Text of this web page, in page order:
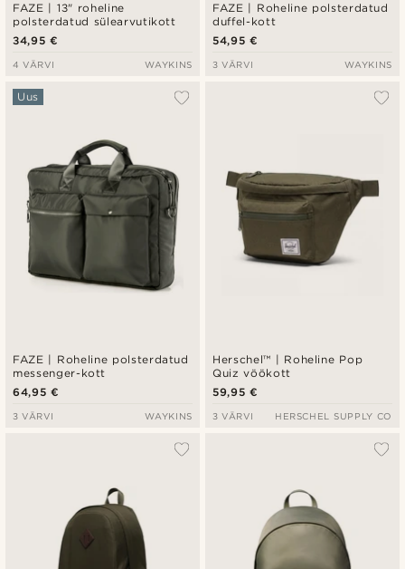
FAZE | 13" roheline
polsterdatud sülearvutikott
34,95 €
4 VÄRVI WAYKINS
FAZE | Roheline polsterdatud
duffel-kott
54,95 €
3 VÄRVI WAYKINS
FAZE | Roheline polsterdatud
messenger-kott
Uus
64,95 €
3 VÄRVI WAYKINS
Herschel™ | Roheline Pop
Quiz vöökott
59,95 €
3 VÄRVI HERSCHEL SUPPLY CO